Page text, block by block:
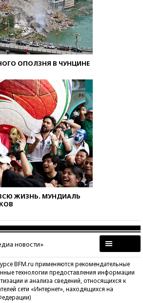
ОПОЛЗНЯ В ЧУНЦИНЕ
ЖИЗНЬ. МУНДИАЛЬ
новости»
BFM.ru применяются рекомендательные
технологии предоставления информации
и анализа сведений, относящихся к
сети «Интернет», находящихся на